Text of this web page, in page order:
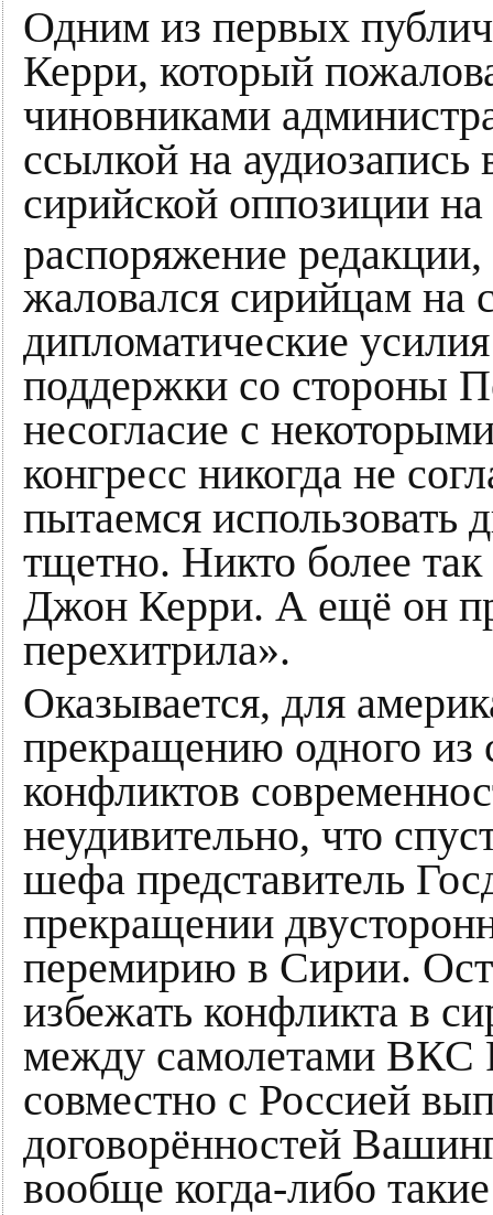
Одним из первых
Керри, который
чиновниками
ссылкой на аудиозапись
сирийской оппозиции
распоряжение редакции,
жаловался сирийцам на
дипломатические
поддержки со стороны
несогласие с
конгресс никогда не
пытаемся
тщетно. Никто более
Джон Керри. А ещё он
перехитрила».
Оказывается, для
прекращению одного
конфликтов
неудивительно, что
шефа представитель
прекращении
перемирию в Сирии.
избежать конфликта в
между самолетами
совместно с Россией
договорённостей
вообще когда-либо